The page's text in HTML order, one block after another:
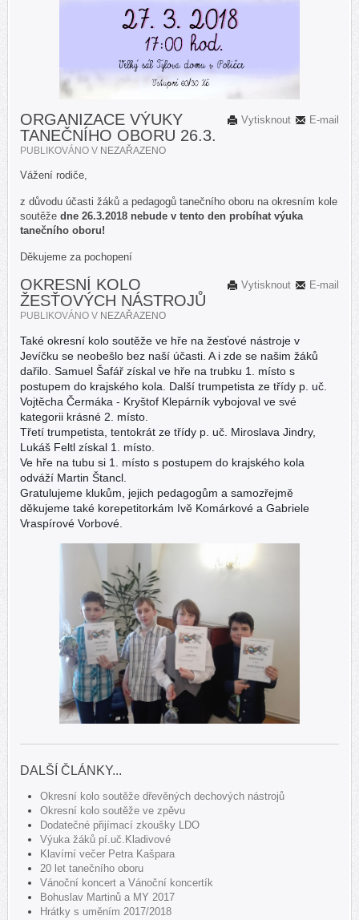
E-mail
Vytisknout
ORGANIZACE VÝUKY
TANEČNÍHO OBORU 26.3.
PUBLIKOVÁNO V NEZAŘAZENO
Vážení rodiče,
z důvodu účasti žáků a pedagogů tanečního oboru na okresním kole
soutěže dne 26.3.2018 nebude v tento den probíhat výuka
tanečního oboru!
Děkujeme za pochopení
E-mail
Vytisknout
OKRESNÍ KOLO
ŽESŤOVÝCH NÁSTROJŮ
PUBLIKOVÁNO V NEZAŘAZENO
Také okresní kolo soutěže ve hře na žesťové nástroje v
Jevíčku se neobešlo bez naší účasti. A i zde se našim žáků
dařilo. Samuel Šafář získal ve hře na trubku 1. místo s
postupem do krajského kola. Další trumpetista ze třídy p. uč.
Vojtěcha Čermáka - Kryštof Klepárník vybojoval ve své
kategorii krásné 2. místo.
Třetí trumpetista, tentokrát ze třídy p. uč. Miroslava Jindry,
Lukáš Feltl získal 1. místo.
Ve hře na tubu si 1. místo s postupem do krajského kola
odváží Martin Štancl.
Gratulujeme klukům, jejich pedagogům a samozřejmě
děkujeme také korepetitorkám Ivě Komárkové a Gabriele
Vraspírové Vorbové.
DALŠÍ ČLÁNKY...
Okresní kolo soutěže dřevěných dechových nástrojů
Okresní kolo soutěže ve zpěvu
Dodatečné přijímací zkoušky LDO
Výuka žáků pí.uč.Kladivové
Klavírní večer Petra Kašpara
20 let tanečního oboru
Vánoční koncert a Vánoční koncertík
Bohuslav Martinů a MY 2017
Hrátky s uměním 2017/2018